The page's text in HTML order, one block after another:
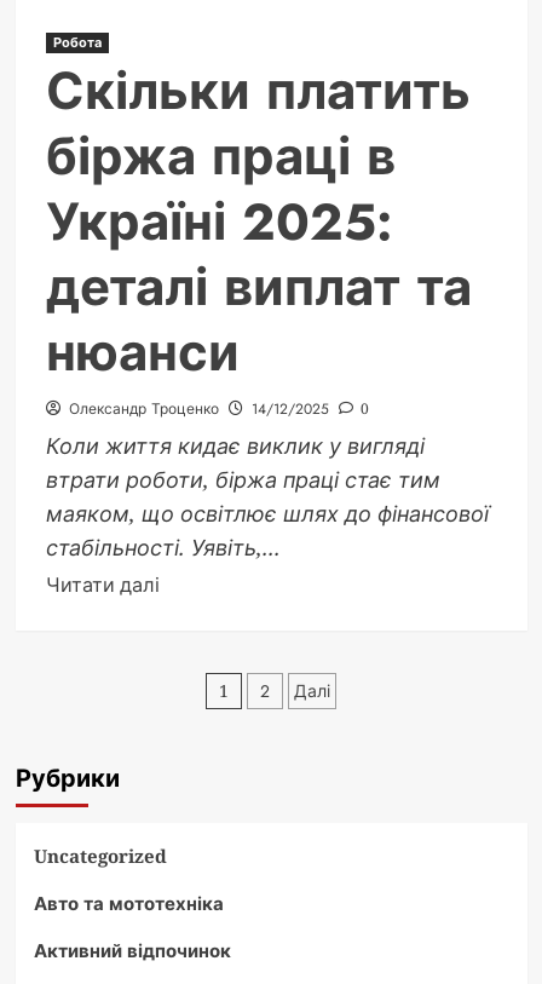
Робота
Скільки платить
біржа праці в
Україні 2025:
деталі виплат та
нюанси
Олександр Троценко 14/12/2025 0
Коли життя кидає виклик у вигляді
втрати роботи, біржа праці стає тим
маяком, що освітлює шлях до фінансової
стабільності. Уявіть,...
Читати даліДокладніше
платить
біржа
деталі
та
нюанси
Пагінація
1 2 Далі
Рубрики
Uncategorized
Авто та мототехніка
Активний відпочинок